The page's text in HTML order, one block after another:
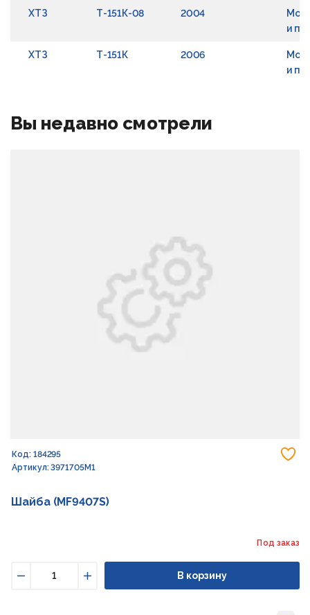
ХТЗ Т-151К-08 2004
и
ХТЗ Т-151К 2006
и
Вы недавно смотрели
Код: 184295
Артикул: 3971705M1
Шайба (MF9407S)
Под заказ
Увеличить
В корзину